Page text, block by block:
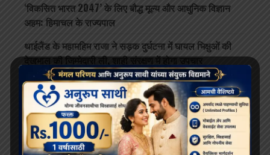
‘विकसित भारत 2047’ के लिए बौद्ध मूल्य और आधुनिक विज्ञान
अहम: हिमाचल के राज्यपाल
थाईलैंड के महामहिम राजा ने सड़क दुर्घटना में घायल भिक्षुओं की
देखभाल की जिम्मेदारी ली, शाही संरक्षण में होगा उपचार
दलाई लामा लद्दाख लौटे, भारत के हिमालयी बौद्ध संबंधों को और
मज़बूत किया
ARCHIVES